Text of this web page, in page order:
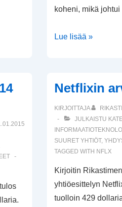
koheni, mikä
Applen
Lue lisää »
Netflixin
KIRJOITTAJA
JULKAISTU
SUURET YHTIÖT,
TAGGED WITH NFLX
Kirjoitin
yhtiöesittelyn
tuolloin 429